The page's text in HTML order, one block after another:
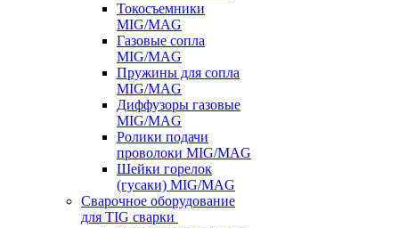
Токосъемники
MIG/MAG
Газовые сопла
MIG/MAG
Пружины для сопла
MIG/MAG
Диффузоры газовые
MIG/MAG
Ролики подачи
проволоки MIG/MAG
Шейки горелок
(гусаки) MIG/MAG
Сварочное оборудование
для TIG сварки